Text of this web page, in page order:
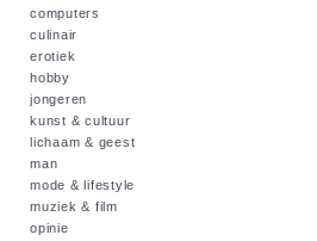
computers
culinair
erotiek
hobby
jongeren
kunst & cultuur
lichaam & geest
man
mode & lifestyle
muziek & film
opinie